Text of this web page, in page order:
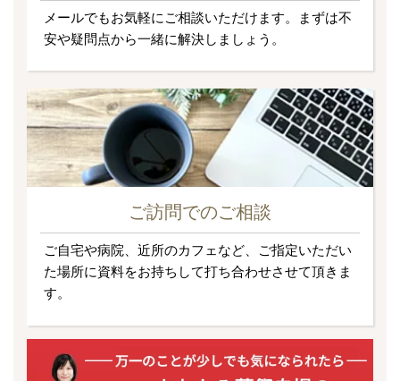
メールでもお気軽にご相談いただけます。まずは不
安や疑問点から一緒に解決しましょう。
ご訪問でのご相談
ご自宅や病院、近所のカフェなど、ご指定いただい
た場所に資料をお持ちして打ち合わせさせて頂きま
す。